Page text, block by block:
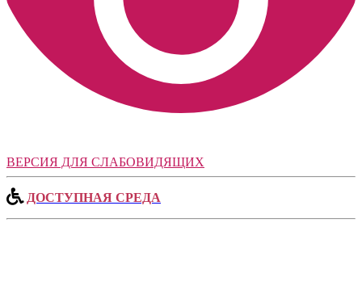
ВЕРСИЯ ДЛЯ СЛАБОВИДЯЩИХ
ДОСТУПНАЯ СРЕДА